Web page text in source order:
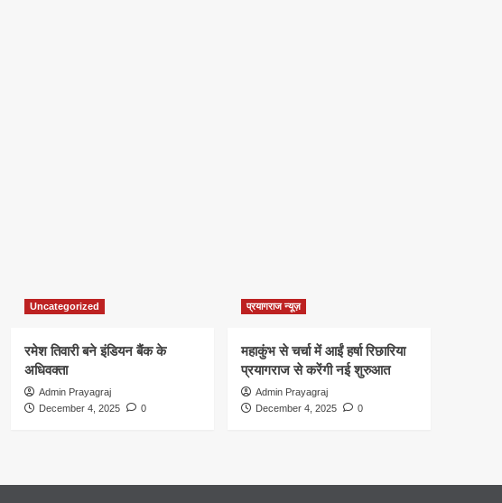
Uncategorized
रमेश तिवारी बने इंडियन बैंक के
अधिवक्ता
Admin Prayagraj
December 4, 2025
0
प्रयागराज न्यूज़
महाकुंभ से चर्चा में आईं हर्षा रिछारिया
प्रयागराज से करेंगी नई शुरुआत
Admin Prayagraj
December 4, 2025
0